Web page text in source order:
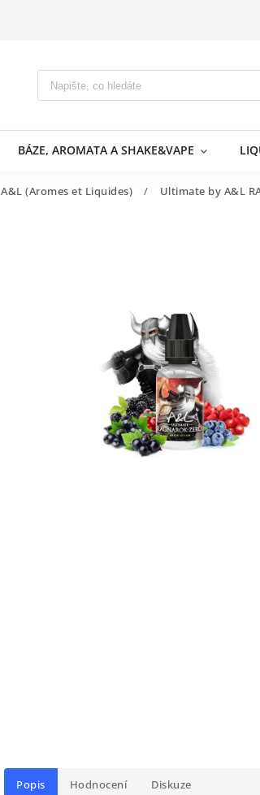
BÁZE, AROMATA A SHAKE&VAPE
A&L (Aromes et Liquides) / Ultimate by A&L
Popis Hodnocení Diskuze